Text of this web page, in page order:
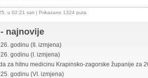
u 02:21 sati | Prikazano 1324 puta
najnovije
godinu (II. izmjena)
godinu (I. izmjena)
za hitnu medicinu Krapinsko-zagorske županije za
godinu (VI. izmjena)